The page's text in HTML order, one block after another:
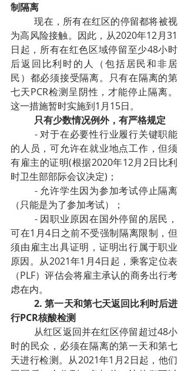
制隔离
现在，所有在红区的停留都将被视
为高风险接触。因此，从2020年12月31
日起，所有在红色区域停留至少48小时
后返回比利时的人（包括居民和非居
民）都必须接受隔离。只有在隔离的第
七天PCR检测呈阴性，才能停止隔离。
这一措施暂时实施到1月15日。
只有少数情况例外，有严格规定
- 对于在必要性行业履行关键职能
的人员，可允许在就业地点工作，但须
有雇主的证明(根据2020年12月2日比利
时卫生部部际会议决定)；
- 允许学生因为参加考试停止隔离
（只能是为了参加考试）；
- 因职业原因在国外停留的居民，
可在1月4日之前不受强制隔离限制，但
须由雇主出具证明，证明出行属于职业
原因。从2021年1月4日起，乘客定位表
（PLF）评估会将雇主承认的商务出行考
虑在内。
2. 第一天和第七天返回比利时后进
行PCR核酸检测
从红区返回并在红区停留超过48小
时的民众，必须在隔离的第一天和第七
天进行检测。从2021年1月2日起，他们